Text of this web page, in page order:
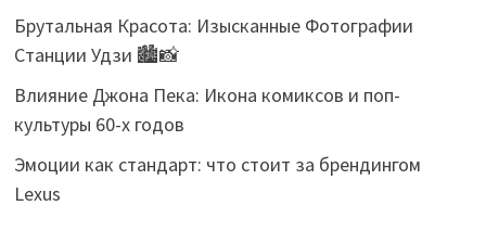
Брутальная Красота: Изысканные Фотографии
Станции Удзи 🏙️📸
Влияние Джона Пека: Икона комиксов и поп-
культуры 60-х годов
Эмоции как стандарт: что стоит за брендингом
Lexus